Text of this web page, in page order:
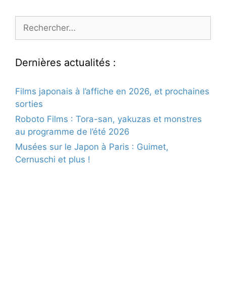
Rechercher :
Dernières actualités :
Films japonais à l’affiche en 2026, et prochaines
sorties
Roboto Films : Tora-san, yakuzas et monstres
au programme de l’été 2026
Musées sur le Japon à Paris : Guimet,
Cernuschi et plus !